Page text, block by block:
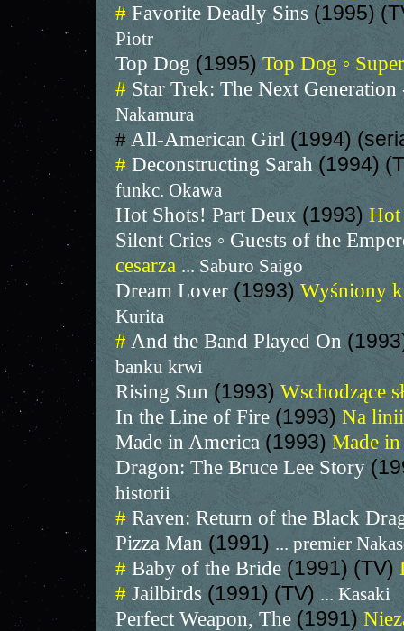
# Favorite Deadly Sins (1995)
Piotr
Top Dog (1995) Top Dog ◦
# Star Trek: The Next
Nakamura
# All-American Girl (1994)
# Deconstructing Sarah (1994)
funkc. Okawa
Hot Shots! Part Deux (1993)
Silent Cries ◦ Guests of the
cesarza ... Saburo Saigo
Dream Lover (1993) Wyśniony
Kurita
# And the Band Played On
banku krwi
Rising Sun (1993) Wschodzące
In the Line of Fire (1993) Na
Made in America (1993) Made
Dragon: The Bruce Lee Story
historii
# Raven: Return of the Black
Pizza Man (1991) ... premier
# Baby of the Bride (1991) (TV)
# Jailbirds (1991) (TV) ... Kasaki
Perfect Weapon, The (1991)